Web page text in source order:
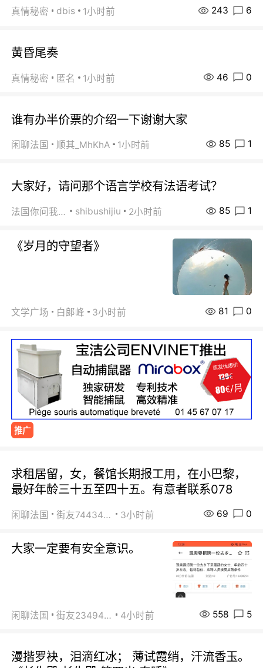
真情秘密 dbis 1小时前 243 6
黄昏尾奏
真情秘密 匿名 1小时前 46 0
谁有办半价票的介绍一下谢谢大家
闲聊法国 顺其_MhKhA 1小时前 85 1
大家好，请问那个语言学校有法语考试？
法国你问我答 shibushijiu 2小时前 85 1
《岁月的守望者》
文学广场 白郞峰 3小时前 81 0
推广
求租居留，女，餐馆长期报工用，在小巴黎，
最好年龄三十五至四十五。有意者联系078
闲聊法国 街友74434350 3小时前 69 0
大家一定要有安全意识。
闲聊法国 街友23494008 4小时前 558 5
漫揩罗袂，泪滴红冰； 薄试霞绡，汗流香玉。